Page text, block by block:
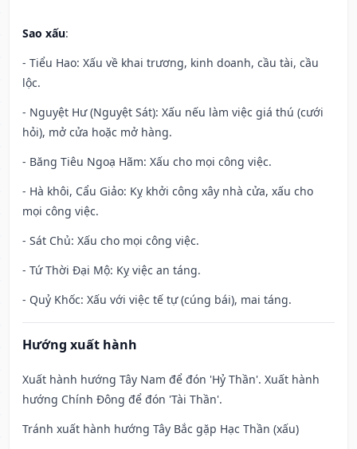
Sao xấu:
- Tiểu Hao: Xấu về khai trương, kinh doanh, cầu tài, cầu
lộc.
- Nguyệt Hư (Nguyệt Sát): Xấu nếu làm việc giá thú (cưới
hỏi), mở cửa hoặc mở hàng.
- Băng Tiêu Ngoạ Hãm: Xấu cho mọi công việc.
- Hà khôi, Cẩu Giảo: Kỵ khởi công xây nhà cửa, xấu cho
mọi công việc.
- Sát Chủ: Xấu cho mọi công việc.
- Tứ Thời Đại Mộ: Kỵ việc an táng.
- Quỷ Khốc: Xấu với việc tế tự (cúng bái), mai táng.
Hướng xuất hành
Xuất hành hướng Tây Nam để đón 'Hỷ Thần'. Xuất hành
hướng Chính Đông để đón 'Tài Thần'.
Tránh xuất hành hướng Tây Bắc gặp Hạc Thần (xấu)